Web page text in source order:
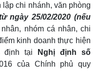
lập chi nhánh, văn phòng
ngày 25/02/2020 (nếu
nhóm cá nhân, chi
kinh doanh thực hiện
định tại
Nghị định số
của Chính phủ quy